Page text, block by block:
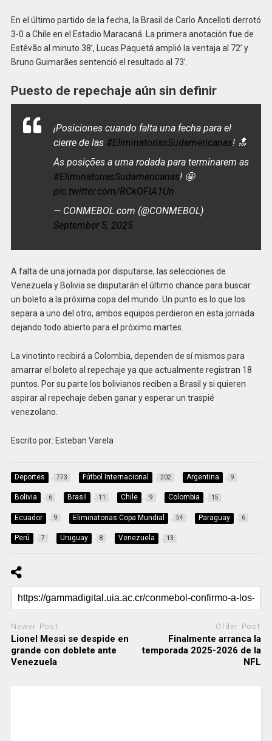
En el último partido de la fecha, la Brasil de Carlo Ancelloti derrotó
3-0 a Chile en el Estadio Maracaná. La primera anotación fue de
Estêvão al minuto 38’, Lucas Paquetá amplió la ventaja al 72’ y
Bruno Guimarães sentenció el resultado al 73’.
Puesto de repechaje aún sin definir
¡Posiciones cuando falta una fecha para el
cierre de las #EliminatoriasSudamericanas! 🔝
As posições a uma rodada para terminarem as
#EliminatoriasSudamericanas! 🤩
pic.twitter.com/RCkOFIA1Un
— CONMEBOL.com (@CONMEBOL)
September 5, 2025
A falta de una jornada por disputarse, las selecciones de
Venezuela y Bolivia se disputarán el último chance para buscar
un boleto a la próxima copa del mundo. Un punto es lo que los
separa a uno del otro, ambos equipos perdieron en esta jornada
dejando todo abierto para el próximo martes.
La vinotinto recibirá a Colombia, dependen de sí mismos para
amarrar el boleto al repechaje ya que actualmente registran 18
puntos. Por su parte los bolivianos reciben a Brasil y si quieren
aspirar al repechaje deben ganar y esperar un traspié
venezolano.
Escrito por: Esteban Varela
Deportes 773 Fútbol Internacional 202 Argentina 9
Bolivia 6 Brasil 11 Chile 9 Colombia 15
Ecuador 9 Eliminatorias Copa Mundial 54 Paraguay 6
Perú 7 Uruguay 8 Venezuela 13
Newer Post
Lionel Messi se despide en
grande con doblete ante
Venezuela
Older Post
Finalmente arranca la
temporada 2025-2026 de la
NFL